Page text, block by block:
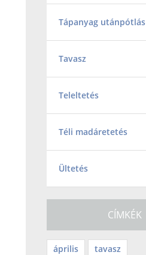
Tápanyag utánpótlás
Tavasz
Teleltetés
Téli madáretetés
Ültetés
CÍMKÉK
április
tavasz